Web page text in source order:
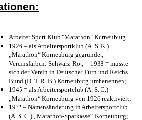
Arbeiter Sport Klub "Marathon" Korneuburg
1926 = als Arbeitersportklub (A. S. K.)
„Marathon“ Korneuburg gegründet;
Vereinsfarben: Schwarz-Rot; – 1938 = musste
sich der Verein in Deutscher Turn und Reichs
Bund (D. T. R. B.) Korneuburg umbenennen;
1945 = als Arbeitersportclub (A. S. C.)
„Marathon“ Korneuburg von 1926 reaktiviert;
19?? = Namensänderung in Arbeitersportclub
(A. S. C.) „Marathon-Sparkasse“ Korneuburg;